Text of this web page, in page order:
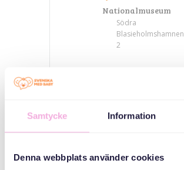
Samtycke Information
Denna webbplats använder cookies
Nationalmuseum
Södra
Blasieholmshamnen
2
Ebeveyn
buluşuyor